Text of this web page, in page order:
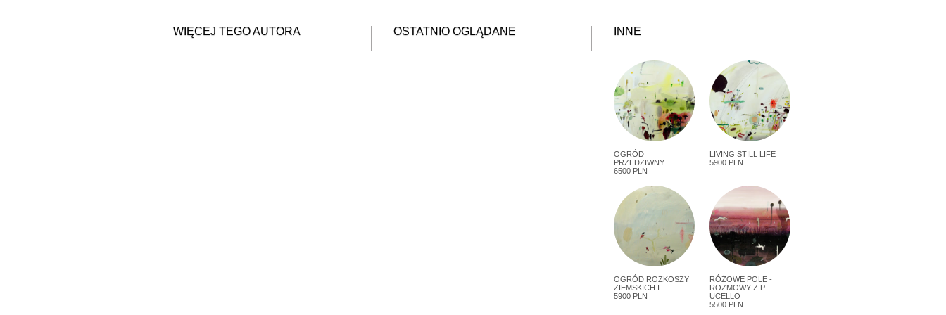
WIĘCEJ TEGO AUTORA OSTATNIO OGLĄDANE INNE
OGRÓD
PRZEDZIWNY
6500 PLN
LIVING STILL LIFE
5900 PLN
OGRÓD ROZKOSZY
ZIEMSKICH I
5900 PLN
RÓŻOWE POLE -
ROZMOWY Z P.
UCELLO
5500 PLN